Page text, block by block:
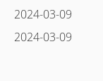
2024-03-09
2024-03-09